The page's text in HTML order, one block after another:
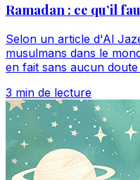
Ramadan : ce qu’il
Selon un article d'Al
musulmans dans le
en fait sans aucun
3 min de lecture